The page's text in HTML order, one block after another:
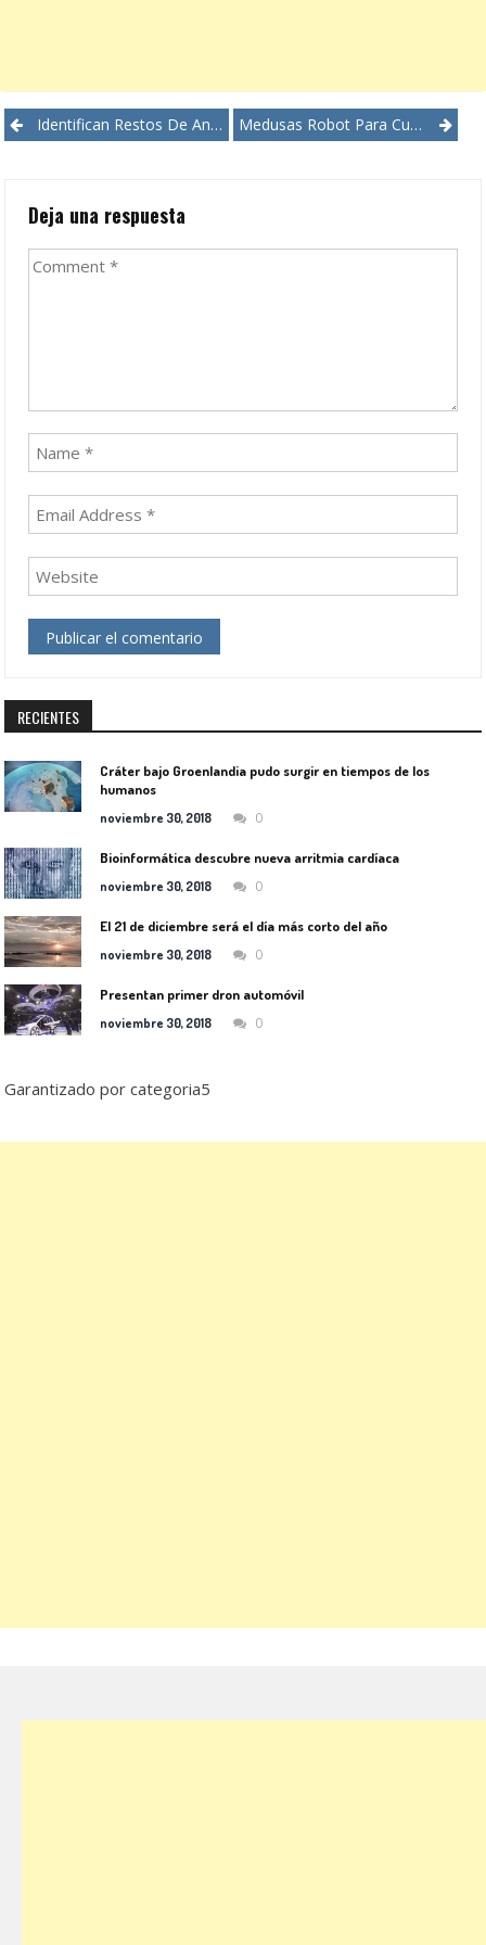
PostIdentifican Restos De Animal Más Antiguo De La Tierra Medusas Robot Para Cuidar Los Océanos
Deja una respuesta
RECIENTES
Cráter bajo Groenlandia pudo surgir en tiempos de los
humanos
noviembre 30, 2018 0
Bioinformática descubre nueva arritmia cardíaca
noviembre 30, 2018 0
El 21 de diciembre será el día más corto del año
noviembre 30, 2018 0
Presentan primer dron automóvil
noviembre 30, 2018 0
Garantizado por categoria5